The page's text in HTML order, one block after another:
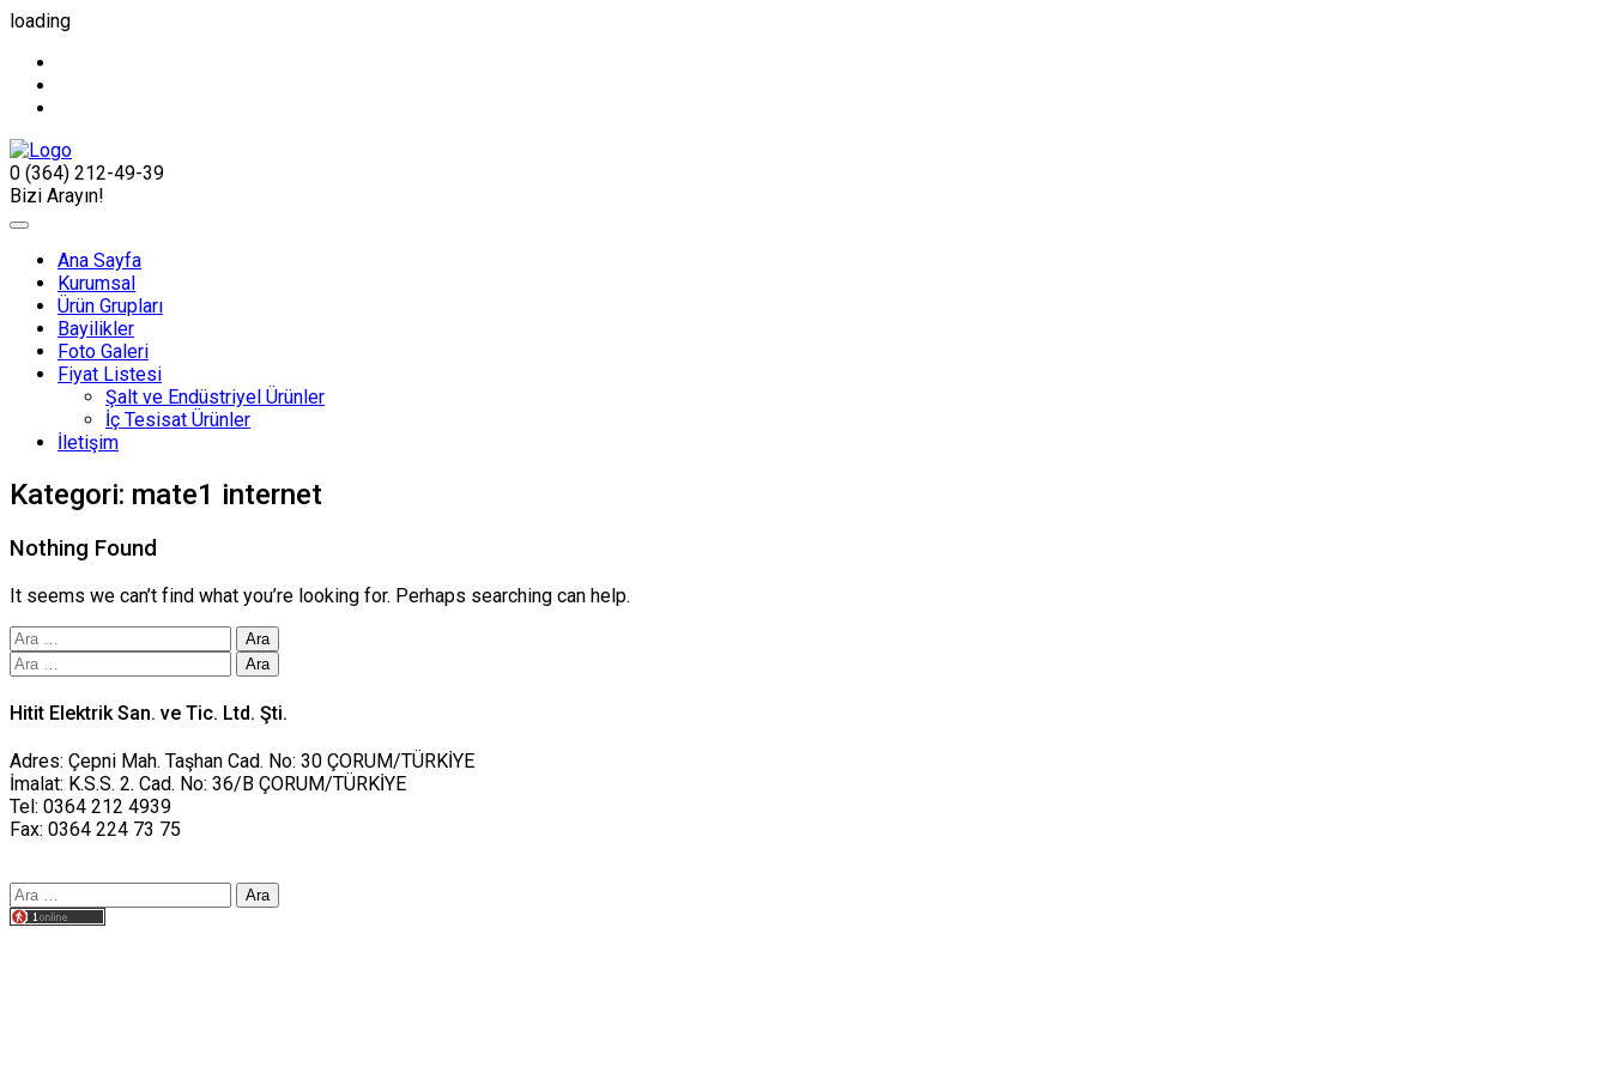
loading
0 (364) 212-49-39
Bizi Arayın!
Ana Sayfa
Kurumsal
Ürün Grupları
Bayilikler
Foto Galeri
Fiyat Listesi
Şalt ve Endüstriyel Ürünler
İç Tesisat Ürünler
İletişim
Kategori: mate1 internet
Nothing Found
It seems we can’t find what you’re looking for. Perhaps searching can help.
Arama:
Arama:
Hitit Elektrik San. ve Tic. Ltd. Şti.
Adres: Çepni Mah. Taşhan Cad. No: 30 ÇORUM/TÜRKİYE
İmalat: K.S.S. 2. Cad. No: 36/B ÇORUM/TÜRKİYE
Tel: 0364 212 4939
Fax: 0364 224 73 75
Arama: